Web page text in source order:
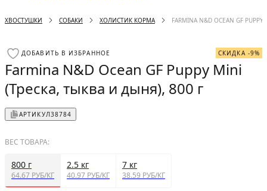
ХВОСТУШКИ СОБАКИ ХОЛИСТИК КОРМА FARMINA N&D OCEAN GF
ДОБАВИТЬ В ИЗБРАННОЕ СКИДКА -9%
Farmina N&D Ocean GF Puppy Mini
(Треска, тыква и дыня), 800 г
АРТИКУЛ38784
ВЕС ТОВАРА:
800 г
64.67 РУБ/КГ
2.5 кг
40.97 РУБ/КГ
7 кг
38.59 РУБ/КГ